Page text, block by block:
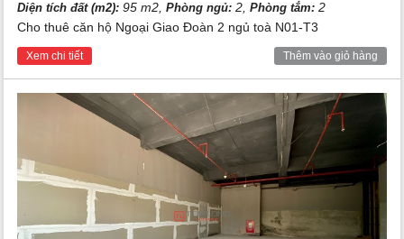
Tiện ích tại khu đô thị Ngoại Giao Đoàn
Diện tích đất (m2): 95 m2,Phòng ngủ: 2,Phòng tắm: 2
Cho thuê căn hộ Ngoại Giao Đoàn 2 ngủ toà N01-T3
Xem chi tiết Thêm vào giỏ hàng